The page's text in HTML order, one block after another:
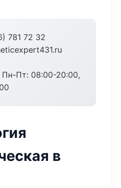
781 72 32
Пн-Пт: 08:00-20:00,
в